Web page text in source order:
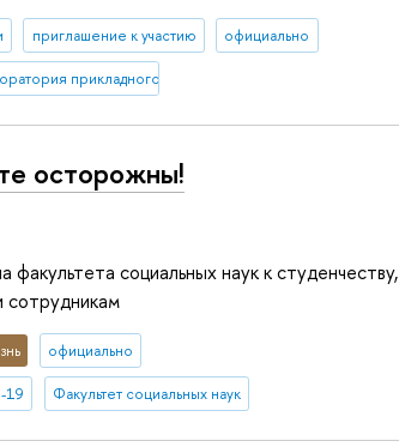
приглашение к участию официально
прикладного сетевого анализа
осторожны!
социальных наук к студенчеству,
сотрудникам
официально
19 Факультет социальных наук